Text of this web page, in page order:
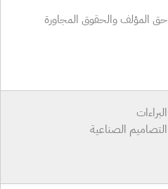
حق المؤلف والحقوق المجاورة
البراءات
التصاميم الصناعية